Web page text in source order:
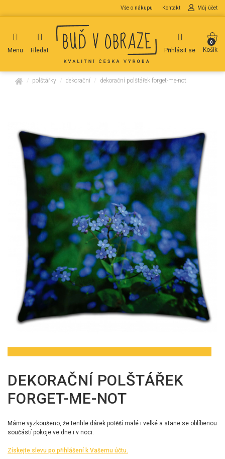
Vše o nákupu Kontakt Můj účet
Menu Hledat Přihlásit se
0
Košík
domů polštářky dekorační dekorační polštářek forget-me-not
DEKORAČNÍ POLŠTÁŘEK
FORGET-ME-NOT
Máme vyzkoušeno, že tenhle dárek potěší malé i velké a stane se oblíbenou
součástí pokoje ve dne i v noci.
Získejte slevu po přihlášení k Vašemu účtu.